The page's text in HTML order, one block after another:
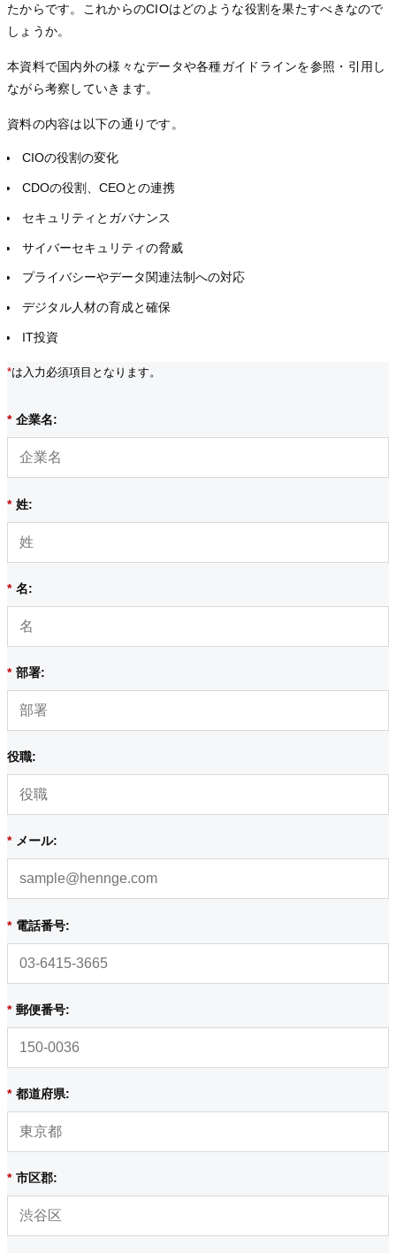
たからです。これからのCIOはどのような役割を果たすべきなので
しょうか。
本資料で国内外の様々なデータや各種ガイドラインを参照・引用し
ながら考察していきます。
資料の内容は以下の通りです。
CIOの役割の変化
CDOの役割、CEOとの連携
セキュリティとガバナンス
サイバーセキュリティの脅威
プライバシーやデータ関連法制への対応
デジタル人材の育成と確保
IT投資
*は入力必須項目となります。
* 企業名:
* 姓:
* 名:
* 部署:
役職:
* メール:
* 電話番号:
* 郵便番号:
* 都道府県:
* 市区郡: